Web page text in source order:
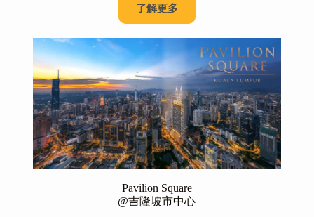
了解更多
Pavilion Square
@吉隆坡市中心